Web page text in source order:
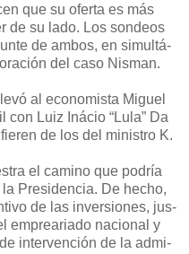
que su ofer­ta es más
de su la­do. Los son­deos
de am­bos, en si­mul­tá­
del ca­so Nis­man.
al eco­no­mis­ta Mi­guel
con Luiz Iná­cio “Lu­la” Da
de los del mi­nis­tro K.
el ca­mi­no que po­dría
Pre­si­den­cia. De he­cho,
de las in­ver­sio­nes, jus­
em­prea­ria­do na­cio­nal y
in­ter­ven­ción de la ad­mi­